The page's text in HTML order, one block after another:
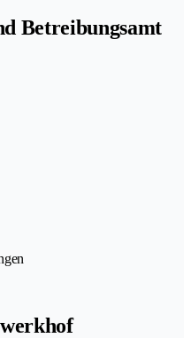
Betreibungsamt